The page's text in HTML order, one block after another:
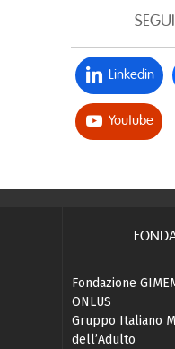
Linkedin
Youtube
Fondazione
ONLUS
Gruppo Italiano
dell’Adulto